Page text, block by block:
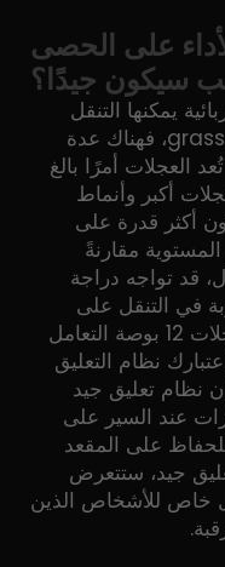
على الحصى
سيكون جيدًا؟
يمكنها التنقل
على الطرق المغطاة بالحصى وال grass، فهناك عدة
العجلات أمرًا بالغ
أكبر وأنماط
أكثر قدرة على
مقارنةً
قد تواجه دراجة
صعوبة في التنقل على
الحصى، في حين يمكن لنموذج بعجلات 12 بوصة التعامل
نظام التعليق
نظام تعليق جيد
عند السير على
على المقعد
جيد، ستتعرض
خاص للأشخاص الذين